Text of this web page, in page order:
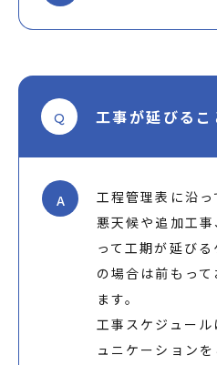
Q 工事が延びるこ
A
工程管理表に沿っ
悪天候や追加工
って工期が延び
の場合は前もっ
ます。
工事スケジュー
ュニケーション